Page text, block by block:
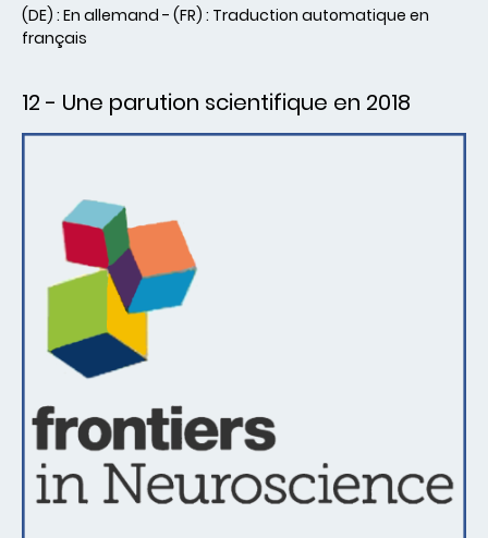
(DE) : En allemand - (FR) : Traduction automatique en
français
12 - Une parution scientifique en 2018